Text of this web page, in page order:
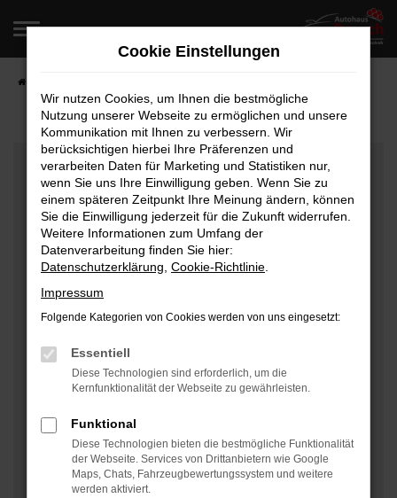
Zum
springen
Fehler: Network Error
Beim Laden ist ein Fehler aufgetreten.
Hier sind ein paar Tipps, die dir helfen können:
Überprüfe deine Firewall und deine
Internetverbindung.
Laden andere Webseiten, zum Beispiel deine
Manche Erweiterungen, wie Werbeblocker, können
das Laden bestimmter Seiten verhindern.
Funktioniert die Seite in einem anderen Browser
Starte dein Gerät neu.
Das kann manchmal helfen, vorübergehende
Probleme zu beheben.
Cookie Einstellungen
Wir nutzen Cookies, um Ihnen die bestmögliche
Nutzung unserer Webseite zu ermöglichen und unsere
Kommunikation mit Ihnen zu verbessern. Wir
berücksichtigen hierbei Ihre Präferenzen und
verarbeiten Daten für Marketing und Statistiken nur,
wenn Sie uns Ihre Einwilligung geben. Wenn Sie zu
einem späteren Zeitpunkt Ihre Meinung ändern, können
Sie die Einwilligung jederzeit für die Zukunft widerrufen.
Weitere Informationen zum Umfang der
Datenverarbeitung finden Sie hier:
Datenschutzerklärung Cookie-Richtlinie
Impressum
Folgende Kategorien von Cookies werden von uns eingesetzt:
Essentiell
Diese Technologien sind erforderlich, um die
Kernfunktionalität der Webseite zu gewährleisten.
Funktional
Diese Technologien bieten die bestmögliche Funktionalität
der Webseite. Services von Drittanbietern wie Google
Maps, Chats, Fahrzeugbewertungssystem und weitere
werden aktiviert.